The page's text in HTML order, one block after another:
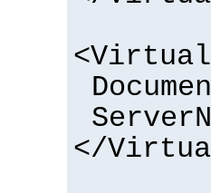
</